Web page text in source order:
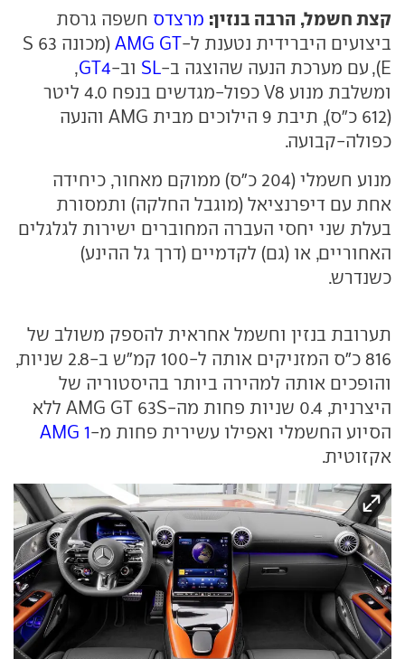
קצת חשמל, הרבה בנזין: מרצדס חשפה גרסת
ביצועים היברידית נטענת ל-AMG GT
(מכונה 63 S
E), עם מערכת הנעה שהוצגה ב-
SL וב-GT4
,
ומשלבת מנוע V8 כפול-מגדשים בנפח 4.0 ליטר
(612 כ"ס), תיבת 9 הילוכים מבית AMG והנעה
כפולה-קבועה.
מנוע חשמלי (204 כ"ס) ממוקם מאחור, כיחידה
אחת עם דיפרנציאל (מוגבל החלקה) ותמסורת
בעלת שני יחסי העברה המחוברים ישירות לגלגלים
האחוריים, או (גם) לקדמיים (דרך גל ההינע)
כשנדרש.
תערובת בנזין וחשמל אחראית להספק משולב של
816 כ"ס המזניקים אותה ל-100 קמ"ש ב-2.8 שניות,
והופכים אותה למהירה ביותר בהיסטוריה של
היצרנית, 0.4 שניות פחות מה-AMG GT 63S ללא
הסיוע החשמלי ואפילו עשירית פחות מ-AMG 1
אקזוטית.